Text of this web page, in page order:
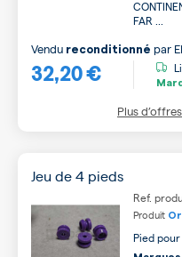
FAR ...
32,20 €
Vendu reconditionné par
Plus
Jeu de 4 pieds
Ref.
Produit
Pied